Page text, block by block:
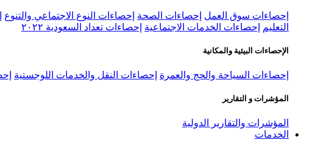
إحصاءات سوق العمل إحصاءات الصحة إحصاءات النوع الاجتماعي والتنوع
التعليم
إحصاءات الخدمات الاجتماعية إحصاءات تعداد السعودية ٢٠٢٢
الإحصاءات البيئية والمكانية
إحصاءات السياحة والحج والعمرة إحصاءات النقل والخدمات اللوجستية
المؤشرات و التقارير
المؤشرات والتقارير الدولية
الخدمات